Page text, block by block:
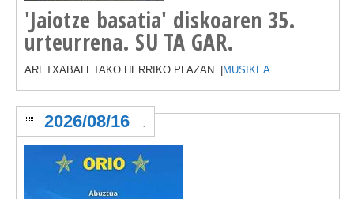
'Jaiotze basatia' diskoaren 35.
urteurrena. SU TA GAR.
ARETXABALETAKO HERRIKO PLAZAN. | MUSIKEA
2026/08/16 .